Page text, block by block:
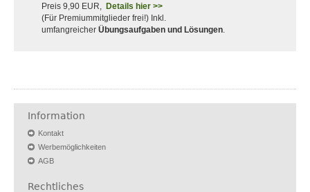
Preis 9,90 EUR, Details hier >>
(Für Premiummitglieder frei!) Inkl.
umfangreicher Übungsaufgaben und Lösungen.
Information
Kontakt
Werbemöglichkeiten
AGB
Rechtliches